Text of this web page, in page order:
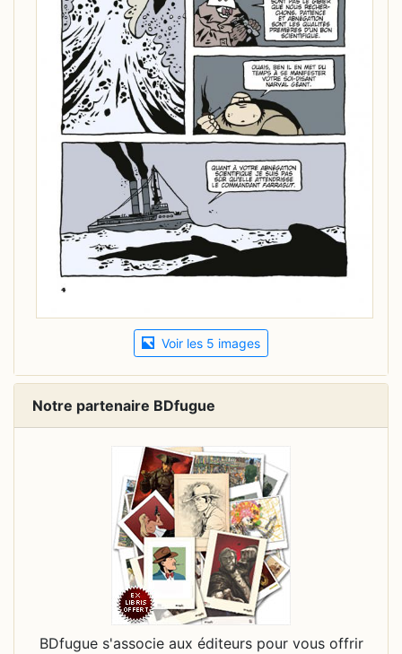
Voir les 5 images
Notre partenaire BDfugue
BDfugue s'associe aux éditeurs pour vous offrir